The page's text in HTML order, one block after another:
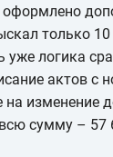
только 10
уже логика
актов с
на изменение
сумму – 57